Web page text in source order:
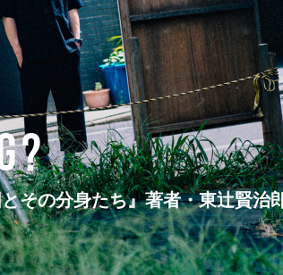
その分身たち』著者・東辻賢治